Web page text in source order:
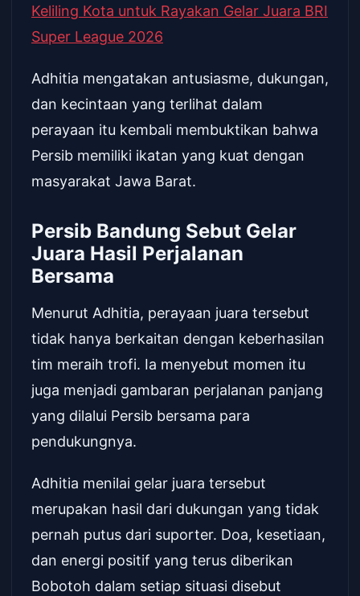
Keliling Kota untuk Rayakan Gelar Juara BRI
Super League 2026
Adhitia mengatakan antusiasme, dukungan,
dan kecintaan yang terlihat dalam
perayaan itu kembali membuktikan bahwa
Persib memiliki ikatan yang kuat dengan
masyarakat Jawa Barat.
Persib Bandung Sebut Gelar
Juara Hasil Perjalanan
Bersama
Menurut Adhitia, perayaan juara tersebut
tidak hanya berkaitan dengan keberhasilan
tim meraih trofi. Ia menyebut momen itu
juga menjadi gambaran perjalanan panjang
yang dilalui Persib bersama para
pendukungnya.
Adhitia menilai gelar juara tersebut
merupakan hasil dari dukungan yang tidak
pernah putus dari suporter. Doa, kesetiaan,
dan energi positif yang terus diberikan
Bobotoh dalam setiap situasi disebut